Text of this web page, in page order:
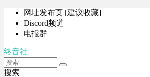
网址发布页 [建议收藏]
Discord频道
电报群
终音社
搜索